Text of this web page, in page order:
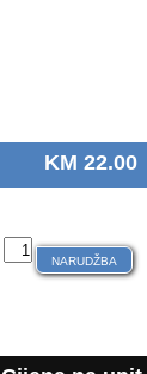
KM 22.00